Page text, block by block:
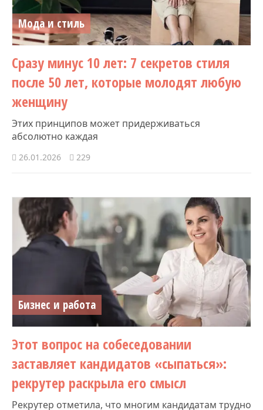
Мода и стиль
Сразу минус 10 лет: 7 секретов стиля
после 50 лет, которые молодят любую
женщину
Этих принципов может придерживаться
абсолютно каждая
26.01.2026 229
Бизнес и работа
Этот вопрос на собеседовании
заставляет кандидатов «сыпаться»:
рекрутер раскрыла его смысл
Рекрутер отметила, что многим кандидатам трудно